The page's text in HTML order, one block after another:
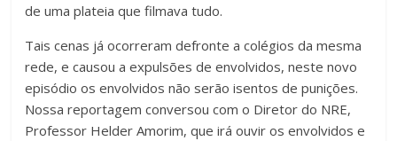
de uma plateia que filmava tudo.
Tais cenas já ocorreram defronte a colégios da mesma
rede, e causou a expulsões de envolvidos, neste novo
episódio os envolvidos não serão isentos de punições.
Nossa reportagem conversou com o Diretor do NRE,
Professor Helder Amorim, que irá ouvir os envolvidos e